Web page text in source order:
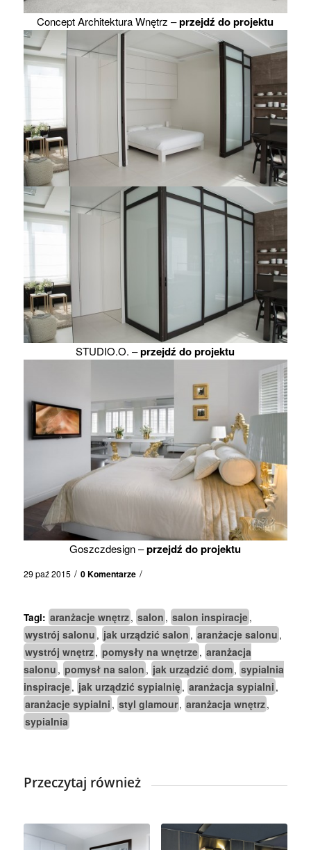
Concept Architektura Wnętrz –przejdź do projektu
STUDIO.O. –przejdź do projektu
Goszczdesign –przejdź do projektu
29 paź 2015 / 0 Komentarze /
Tagi: aranżacje wnętrz, salon , salon inspiracje,
wystrój salonu , jak urządzić salon , aranżacje salonu ,
wystrój wnętrz, pomysły na wnętrze, aranżacja
salonu , pomysł na salon , jak urządzić dom, sypialnia
inspiracje, jak urządzić sypialnię, aranżacja sypialni ,
aranżacje sypialni , styl glamour, aranżacja wnętrz,
sypialnia
Przeczytaj również